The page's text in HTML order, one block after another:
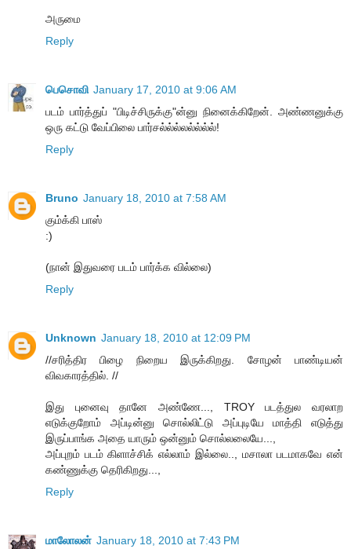
அருமை
Reply
பெசொவி January 17, 2010 at 9:06 AM
படம் பார்த்துப் "பிடிச்சிருக்கு"ன்னு நினைக்கிறேன். அண்ணனுக்கு
ஒரு கட்டு வேப்பிலை பார்சல்ல்ல்லல்ல்ல்ல்!
Reply
Bruno January 18, 2010 at 7:58 AM
கும்க்கி பாஸ்
:)
(நான் இதுவரை படம் பார்க்க வில்லை)
Reply
Unknown January 18, 2010 at 12:09 PM
//சரித்திர பிழை நிறைய இருக்கிறது. சோழன் பாண்டியன்
விவகாரத்தில். //
இது புனைவு தானே அண்ணே..., TROY படத்துல வரலாற
எடுக்குறோம் அப்டின்னு சொல்லிட்டு அப்புடியே மாத்தி எடுத்து
இருப்பாங்க அதை யாரும் ஒன்னும் சொல்லலையே...,
அப்புறம் படம் கிளாச்சிக் எல்லாம் இல்லை.., மசாலா படமாகவே என்
கண்ணுக்கு தெரிகிறது...,
Reply
மாலோலன் January 18, 2010 at 7:43 PM